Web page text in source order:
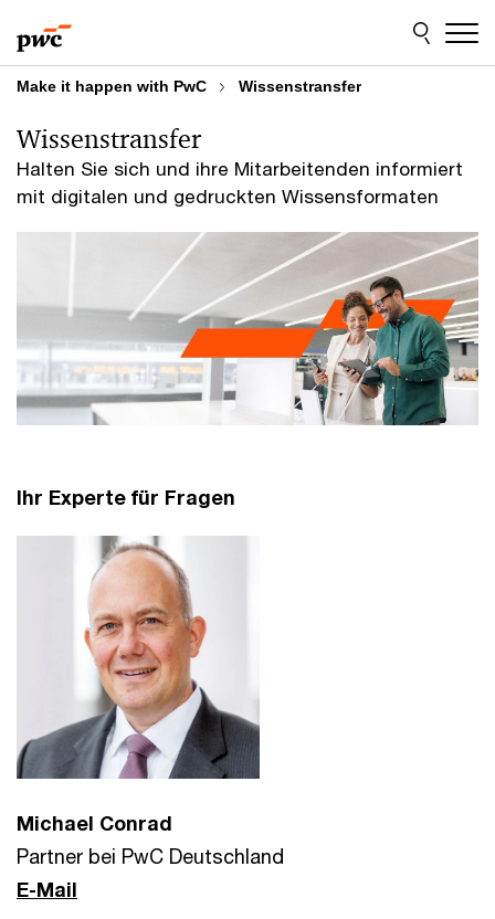
to
content
to
footer
Make it happen with PwC Wissenstransfer
Halten Sie sich und ihre Mitarbeitenden informiert
mit digitalen und gedruckten Wissensformaten
Wissenstransfer
Ihr Experte für Fragen
Michael Conrad
Partner bei PwC Deutschland
E-Mail